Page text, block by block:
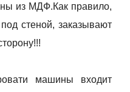
из МДФ.Как правило,
стеной, заказывают
машины входит